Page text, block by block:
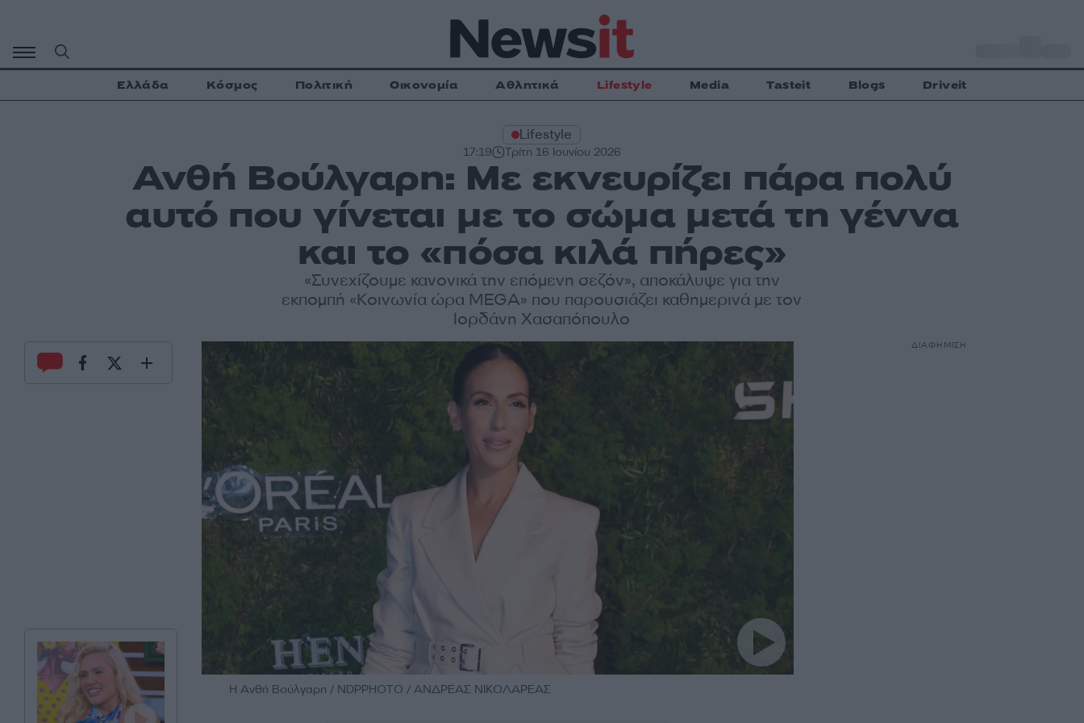
περιεχόμενο
Ελλάδα Κόσμος Πολιτική Οικονομία Αθλητικά Lifestyle Media Tasteit Blogs Driveit
Lifestyle
17:19 Τρίτη 16 Ιουνίου 2026
Ανθή Βούλγαρη: Με εκνευρίζει πάρα πολύ
αυτό που γίνεται με το σώμα μετά τη γέννα
και το «πόσα κιλά πήρες»
«Συνεχίζουμε κανονικά την επόμενη σεζόν», αποκάλυψε για την
εκπομπή «Κοινωνία ώρα MEGA» που παρουσιάζει καθημερινά με τον
Ιορδάνη Χασαπόπουλο
H Ανθή Βούλγαρη / NDPPHOTO / ΑΝΔΡΕΑΣ ΝΙΚΟΛΑΡΕΑΣ
ΔΙΑΦΗΜΙΣΗ